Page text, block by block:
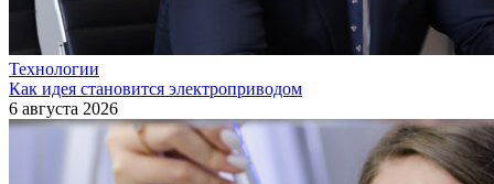
Технологии
Как идея становится электроприводом
6 августа 2026